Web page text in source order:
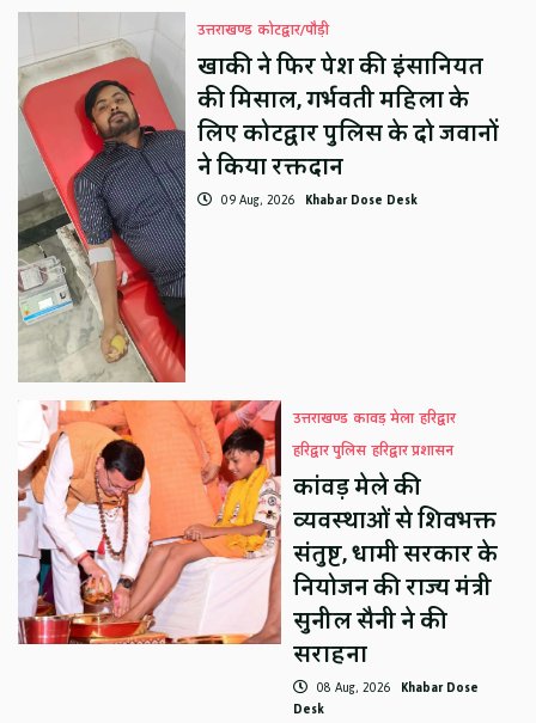
उत्तराखण्ड कोटद्वार/पौड़ी
खाकी ने फिर पेश की इंसानियत
की मिसाल, गर्भवती महिला के
लिए कोटद्वार पुलिस के दो जवानों
ने किया रक्तदान
09 Aug, 2026 Khabar Dose Desk
उत्तराखण्ड कावड़ मेला हरिद्वार
हरिद्वार पुलिस हरिद्वार प्रशासन
कांवड़ मेले की
व्यवस्थाओं से शिवभक्त
संतुष्ट, धामी सरकार के
नियोजन की राज्य मंत्री
सुनील सैनी ने की
सराहना
08 Aug, 2026 Khabar Dose
Desk